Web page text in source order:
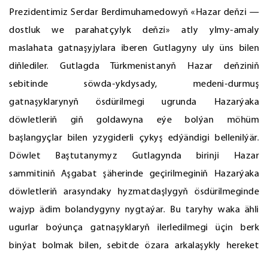
Prezidentimiz Serdar Berdimuhamedowyň «Hazar deňzi —
dostluk we parahatçylyk deňzi» atly ylmy-amaly
maslahata gatnaşyjylara iberen Gutlagyny uly üns bilen
diňlediler. Gutlagda Türkmenistanyň Hazar deňziniň
sebitinde söwda-ykdysady, medeni-durmuş
gatnaşyklarynyň ösdürilmegi ugrunda Hazarýaka
döwletleriň giň goldawyna eýe bolýan möhüm
başlangyçlar bilen yzygiderli çykyş edýändigi bellenilýär.
Döwlet Baştutanymyz Gutlagynda birinji Hazar
sammitiniň Aşgabat şäherinde geçirilmeginiň Hazarýaka
döwletleriň arasyndaky hyzmatdaşlygyň ösdürilmeginde
wajyp ädim bolandygyny nygtaýar. Bu taryhy waka ähli
ugurlar boýunça gatnaşyklaryň ilerledilmegi üçin berk
binýat bolmak bilen, sebitde özara arkalaşykly hereket